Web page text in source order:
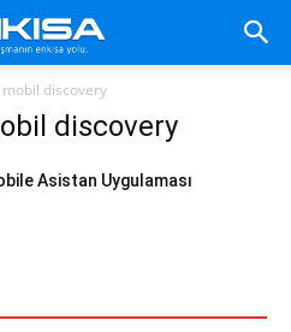
discovery
discovery
Asistan Uygulaması